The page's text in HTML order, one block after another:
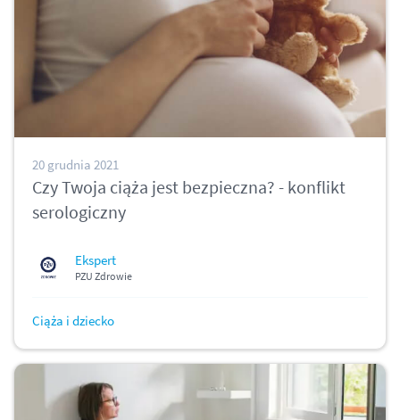
20 grudnia 2021
Czy Twoja ciąża jest bezpieczna? - konflikt
serologiczny
Ekspert
PZU Zdrowie
Ciąża i dziecko